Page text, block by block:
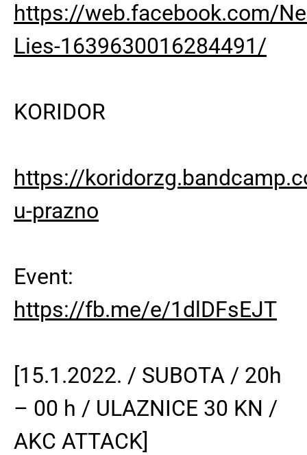
https://web.facebook.com/
Lies-1639630016284491/
KORIDOR
https://
u-prazno
Event:
https://fb.me/e/1dlDFsEJT
[15.1.2022. / SUBOTA / 20h
– 00 h / ULAZNICE 30 KN /
AKC ATTACK]